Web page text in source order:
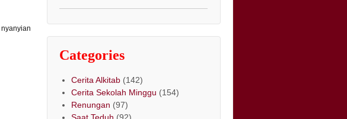
nyanyian
Categories
Cerita Alkitab (142)
Cerita Sekolah Minggu (154)
Renungan (97)